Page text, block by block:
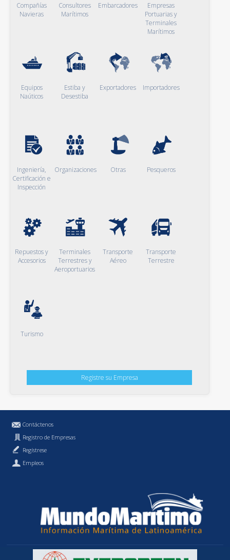
Compañías
Navieras
Consultores
Marítimos
Embarcadores
Empresas
Portuarias y
Terminales
Marítimos
Equipos
Naúticos
Estiba y
Desestiba
Exportadores Importadores
Ingeniería,
Certificación e
Inspección
Organizaciones Otras Pesqueros
Repuestos y
Accesorios
Terminales
Terrestres y
Aeroportuarios
Transporte
Aéreo
Transporte
Terrestre
Turismo
Registre su Empresa
Contáctenos
Registro de Empresas
Regístrese
Empleos
Política de Privacidad